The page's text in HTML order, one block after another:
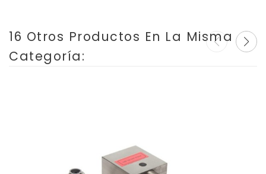
16 Otros Productos En La Misma
Categoría: